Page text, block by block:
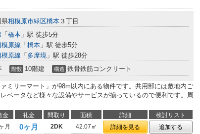
県相模原市緑区橋本 ３丁目
「 橋本 」駅 徒歩5分
原線 「 橋本 」駅 徒歩5分
原線 「 多摩境 」駅 徒歩28分
階数 10階建 構造 鉄骨鉄筋コンクリート
ミリーマート」が98m以内にある物件です。共用部には敷地内ご
ベータなど様々な設備やサービスが揃っているので便利です。周
金 礼金 間取り 面積 詳細
検討リスト
月 0ヶ月 2DK 42.07㎡ 詳細を見る 追加する